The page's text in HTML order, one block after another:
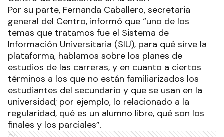
Por su parte, Fernanda Caballero, secretaria
general del Centro, informó que “uno de los
temas que tratamos fue el Sistema de
Información Universitaria (SIU), para qué sirve la
plataforma, hablamos sobre los planes de
estudios de las carreras, y en cuanto a ciertos
términos a los que no están familiarizados los
estudiantes del secundario y que se usan en la
universidad; por ejemplo, lo relacionado a la
regularidad, qué es un alumno libre, qué son los
finales y los parciales”.
Ads